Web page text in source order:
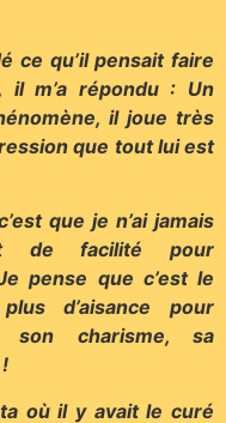
ce qu’il pensait faire
il m’a répondu : Un
il joue très
que tout lui est
que je n’ai jamais
de facilité pour
pense que c’est le
d’aisance pour
son charisme, sa
où il y avait le curé